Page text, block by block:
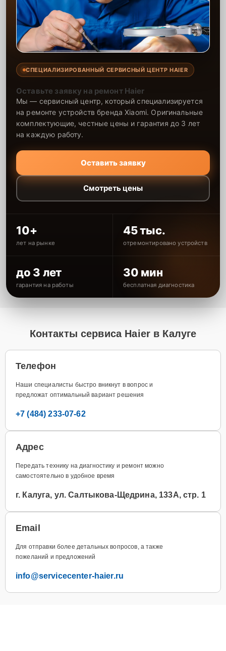
СПЕЦИАЛИЗИРОВАННЫЙ СЕРВИСНЫЙ ЦЕНТР HAIER
Оставьте заявку на ремонт Haier
Мы — сервисный центр, который специализируется
на ремонте устройств бренда Xiaomi. Оригинальные
комплектующие, честные цены и гарантия до 3 лет
на каждую работу.
Оставить заявку
Смотреть цены
10+
лет на рынке
45 тыс.
отремонтировано устройств
до 3 лет
гарантия на работы
30 мин
бесплатная диагностика
Контакты сервиса Haier в Калуге
Телефон
Наши специалисты быстро вникнут в вопрос и
предложат оптимальный вариант решения
+7 (484) 233-07-62
Адрес
Передать технику на диагностику и ремонт можно
самостоятельно в удобное время
г. Калуга, ул. Салтыкова-Щедрина, 133А, стр. 1
Email
Для отправки более детальных вопросов, а также
пожеланий и предложений
info@servicecenter-haier.ru